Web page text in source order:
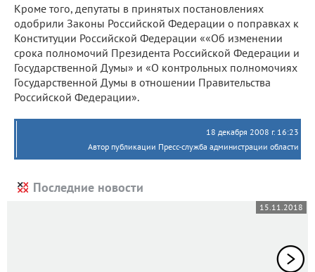
Кроме того, депутаты в принятых постановлениях
одобрили Законы Российской Федерации о поправках к
Конституции Российской Федерации ««Об изменении
срока полномочий Президента Российской Федерации и
Государственной Думы» и «О контрольных полномочиях
Государственной Думы в отношении Правительства
Российской Федерации».
18 декабря 2008 г. 16:23
Автор публикации Пресс-служба администрации области
Последние новости
15.11.2018